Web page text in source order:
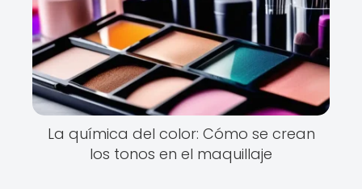
La química del color: Cómo se crean
los tonos en el maquillaje